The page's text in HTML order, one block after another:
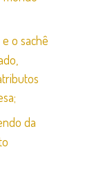
o sachê
da